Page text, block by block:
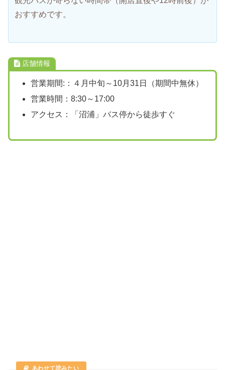
おすすめです。
店舗情報
営業期間:：４月中旬～10月31日（期間中無休）
営業時間：8:30～17:00
アクセス：「沼浦」バス停から徒歩すぐ